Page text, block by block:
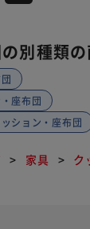
別種類
座布団
ション・座布団
家具 ク